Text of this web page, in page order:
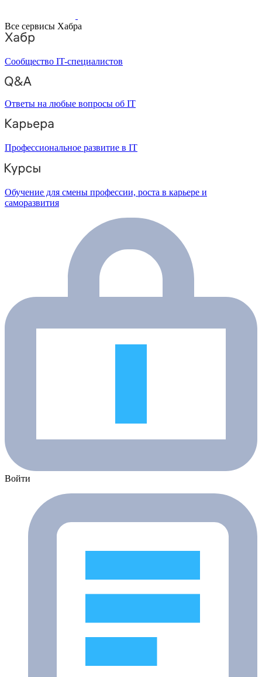
Все сервисы Хабра
Сообщество IT-специалистов
Ответы на любые вопросы об IT
Профессиональное развитие в IT
Обучение для смены профессии, роста в карьере и
саморазвития
Войти